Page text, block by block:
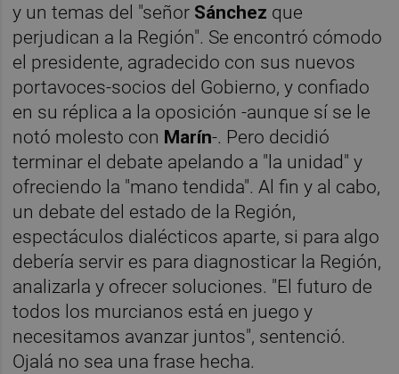
y un temas del "señor Sánchez que
perjudican a la Región". Se encontró cómodo
el presidente, agradecido con sus nuevos
portavoces-socios del Gobierno, y confiado
en su réplica a la oposición -aunque sí se le
notó molesto con Marín-. Pero decidió
terminar el debate apelando a "la unidad" y
ofreciendo la "mano tendida". Al fin y al cabo,
un debate del estado de la Región,
espectáculos dialécticos aparte, si para algo
debería servir es para diagnosticar la Región,
analizarla y ofrecer soluciones. "El futuro de
todos los murcianos está en juego y
necesitamos avanzar juntos", sentenció.
Ojalá no sea una frase hecha.